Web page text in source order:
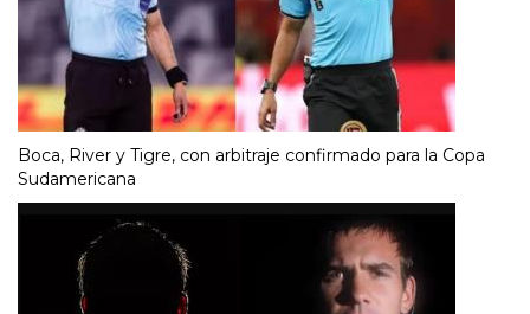
Boca, River y Tigre, con arbitraje confirmado para la Copa
Sudamericana